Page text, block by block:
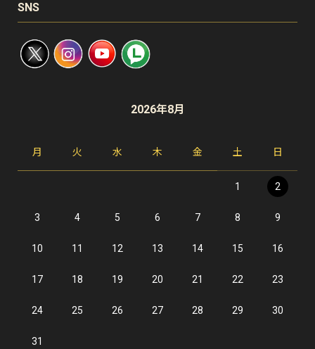
SNS
2026年8月
月 火 水 木 金 土 日
1 2
3 4 5 6 7 8 9
10 11 12 13 14 15 16
17 18 19 20 21 22 23
24 25 26 27 28 29 30
31